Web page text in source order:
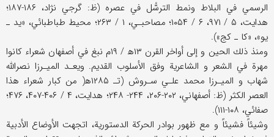
الرسمي في البلاط ونمط الترسُّل في عصره (ظ: گرجي نژاد، ۱۸۶-۱۸۷؛
هدايت، ۵ / ۹۷۱، ۶ / ۱۰۵۴؛ مصاحبـي، ۱ / ۲۶۳؛ محيط طباطبائي، «يد ـ
يو»، «كا ـ كج»).
ومنذ ذلك الحين و إلى أواخر القرن ۱۳ه‍ / ۱۹م نبغ في أصفهان شعراء كانوا
مهرة في الشعر و الشاعرية وفق الأسلوب القديم. ويعـد الميـرزا نصرالله
شهاب و الميـرزا محمد علـي سـروش (تـ ۱۲۸۵ه‍( من كبار شعراء هذا
العصر الكثر (ظ: أصفهاني، ۲۰۲-۲۰۶، ۲۴۴- ۲۴۸؛ هدايت، ۴ / ۴۰۶-۴۰۷، ۴۷۶؛
صفائي، ۱۰۸-۱۱۱).
وشيئاً فشيئاً و مع ظهور بوادر الحركة الدستورية، اتجهت الأوضاع الأدبية